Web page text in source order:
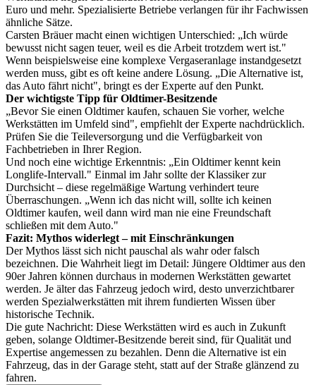
Euro und mehr. Spezialisierte Betriebe verlangen für ihr Fachwissen
ähnliche Sätze.
Carsten Bräuer macht einen wichtigen Unterschied: „Ich würde
bewusst nicht sagen teuer, weil es die Arbeit trotzdem wert ist."
Wenn beispielsweise eine komplexe Vergaseranlage instandgesetzt
werden muss, gibt es oft keine andere Lösung. „Die Alternative ist,
das Auto fährt nicht", bringt es der Experte auf den Punkt.
Der wichtigste Tipp für Oldtimer-Besitzende
„Bevor Sie einen Oldtimer kaufen, schauen Sie vorher, welche
Werkstätten im Umfeld sind", empfiehlt der Experte nachdrücklich.
Prüfen Sie die Teileversorgung und die Verfügbarkeit von
Fachbetrieben in Ihrer Region.
Und noch eine wichtige Erkenntnis: „Ein Oldtimer kennt kein
Longlife-Intervall." Einmal im Jahr sollte der Klassiker zur
Durchsicht – diese regelmäßige Wartung verhindert teure
Überraschungen. „Wenn ich das nicht will, sollte ich keinen
Oldtimer kaufen, weil dann wird man nie eine Freundschaft
schließen mit dem Auto."
Fazit: Mythos widerlegt – mit Einschränkungen
Der Mythos lässt sich nicht pauschal als wahr oder falsch
bezeichnen. Die Wahrheit liegt im Detail: Jüngere Oldtimer aus den
90er Jahren können durchaus in modernen Werkstätten gewartet
werden. Je älter das Fahrzeug jedoch wird, desto unverzichtbarer
werden Spezialwerkstätten mit ihrem fundierten Wissen über
historische Technik.
Die gute Nachricht: Diese Werkstätten wird es auch in Zukunft
geben, solange Oldtimer-Besitzende bereit sind, für Qualität und
Expertise angemessen zu bezahlen. Denn die Alternative ist ein
Fahrzeug, das in der Garage steht, statt auf der Straße glänzend zu
fahren.